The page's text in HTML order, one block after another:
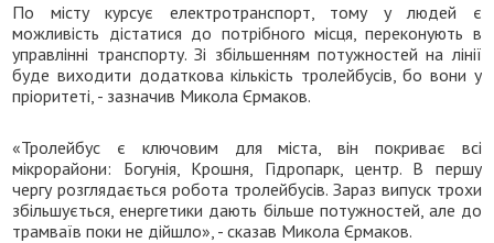
По місту курсує електротранспорт, тому у людей є
можливість дістатися до потрібного місця, переконують в
управлінні транспорту. Зі збільшенням потужностей на лінії
буде виходити додаткова кількість тролейбусів, бо вони у
пріоритеті, - зазначив Микола Єрмаков.
«Тролейбус є ключовим для міста, він покриває всі
мікрорайони: Богунія, Крошня, Гідропарк, центр. В першу
чергу розглядається робота тролейбусів. Зараз випуск трохи
збільшується, енергетики дають більше потужностей, але до
трамваїв поки не дійшло», - сказав Микола Єрмаков.